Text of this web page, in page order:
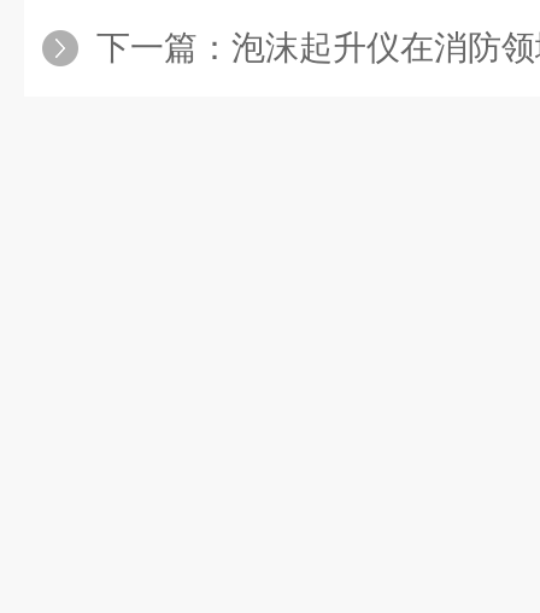
下一篇： 泡沫起升仪在消防